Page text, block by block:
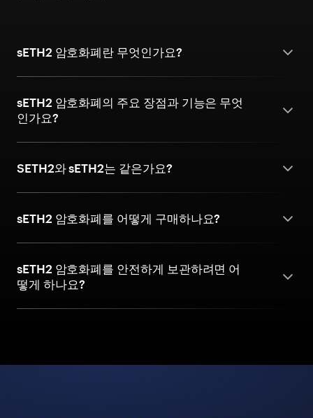
sETH2 암호화폐란 무엇인가요?
sETH2 암호화폐의 주요 장점과 기능은 무엇
인가요?
SETH2와 sETH2는 같은가요?
sETH2 암호화폐를 어떻게 구매하나요?
sETH2 암호화폐를 안전하게 보관하려면 어
떻게 하나요?